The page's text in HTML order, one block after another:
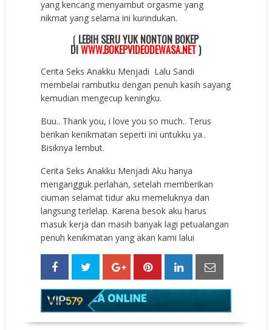
yang kencang menyambut orgasme yang
nikmat yang selama ini kurindukan.
( LEBIH SERU YUK NONTON BOKEP
DIWWW.BOKEPVIDEODEWASA.NET)
Cerita Seks Anakku Menjadi Lalu Sandi
membelai rambutku dengan penuh kasih sayang
kemudian mengecup keningku.
Buu.. Thank you, i love you so much.. Terus
berikan kenikmatan seperti ini untukku ya..
Bisiknya lembut.
Cerita Seks Anakku Menjadi Aku hanya
mengangguk perlahan, setelah memberikan
ciuman selamat tidur aku memeluknya dan
langsung terlelap. Karena besok aku harus
masuk kerja dan masih banyak lagi petualangan
penuh kenikmatan yang akan kami lalui